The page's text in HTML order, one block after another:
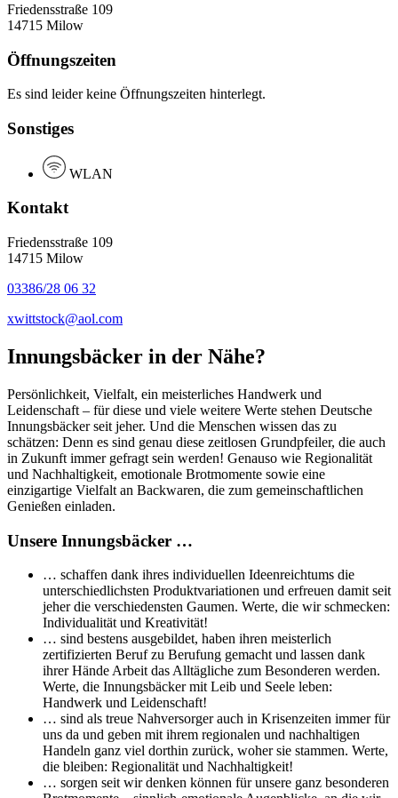
Friedensstraße 109
14715 Milow
Öffnungszeiten
Es sind leider keine Öffnungszeiten hinterlegt.
Sonstiges
WLAN
Kontakt
Friedensstraße 109
14715 Milow
03386/28 06 32
xwittstock@aol.com
Innungsbäcker in der Nähe?
Persönlichkeit, Vielfalt, ein meisterliches Handwerk und
Leidenschaft – für diese und viele weitere Werte stehen Deutsche
Innungsbäcker seit jeher. Und die Menschen wissen das zu
schätzen: Denn es sind genau diese zeitlosen Grundpfeiler, die auch
in Zukunft immer gefragt sein werden! Genauso wie Regionalität
und Nachhaltigkeit, emotionale Brotmomente sowie eine
einzigartige Vielfalt an Backwaren, die zum gemeinschaftlichen
Genießen einladen.
Unsere Innungsbäcker …
… schaffen dank ihres individuellen Ideenreichtums die
unterschiedlichsten Produktvariationen und erfreuen damit seit
jeher die verschiedensten Gaumen. Werte, die wir schmecken:
Individualität und Kreativität!
… sind bestens ausgebildet, haben ihren meisterlich
zertifizierten Beruf zu Berufung gemacht und lassen dank
ihrer Hände Arbeit das Alltägliche zum Besonderen werden.
Werte, die Innungsbäcker mit Leib und Seele leben:
Handwerk und Leidenschaft!
… sind als treue Nahversorger auch in Krisenzeiten immer für
uns da und geben mit ihrem regionalen und nachhaltigen
Handeln ganz viel dorthin zurück, woher sie stammen. Werte,
die bleiben: Regionalität und Nachhaltigkeit!
… sorgen seit wir denken können für unsere ganz besonderen